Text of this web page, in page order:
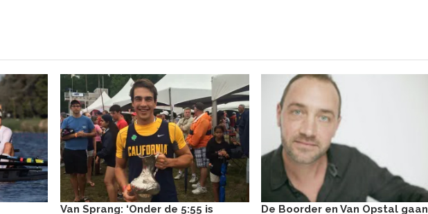
Van Sprang: ‘Onder de 5:55 is
De Boorder en Van Opstal gaan